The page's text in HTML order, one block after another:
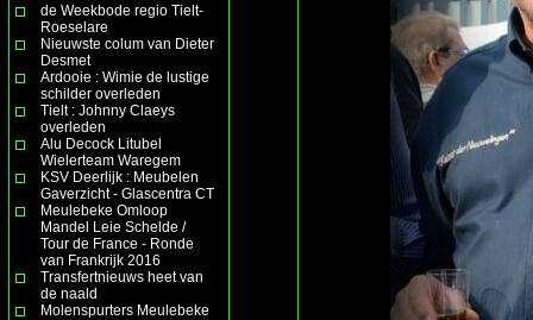
de Weekbode regio Tielt-
Roeselare
Nieuwste colum van Dieter
Desmet
Ardooie : Wimie de lustige
schilder overleden
Tielt : Johnny Claeys
overleden
Alu Decock Litubel
Wielerteam Waregem
KSV Deerlijk : Meubelen
Gaverzicht - Glascentra CT
Meulebeke Omloop
Mandel Leie Schelde /
Tour de France - Ronde
van Frankrijk 2016
Transfertnieuws heet van
de naald
Molenspurters Meulebeke